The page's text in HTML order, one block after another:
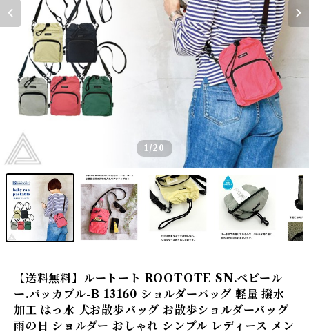
1 /20
【送料無料】ルートート ROOTOTE SN.ベビール
ー.パッカブル-B 13160 ショルダーバッグ 軽量 撥水
加工 はっ水 犬お散歩バッグ お散歩ショルダーバッグ
雨の日 ショルダー おしゃれ シンプル レディース メン